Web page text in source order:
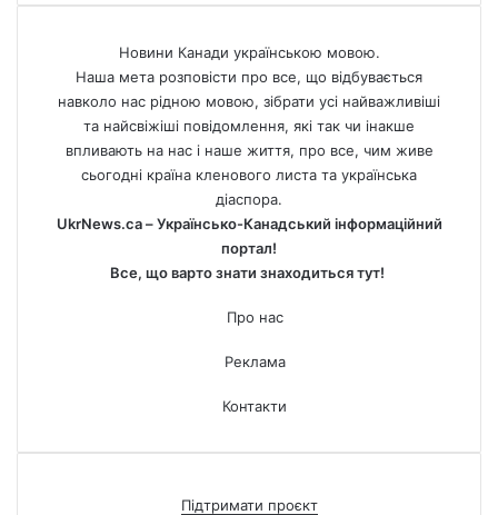
Новини Канади українською мовою.
Наша мета розповісти про все, що відбувається
навколо нас рідною мовою, зібрати усі найважливіші
та найсвіжіші повідомлення, які так чи інакше
впливають на нас і наше життя, про все, чим живе
сьогодні країна кленового листа та українська
діаспора.
UkrNews.ca – Українсько-Канадський інформаційний
портал!
Все, що варто знати знаходиться тут!
Про нас
Реклама
Контакти
Підтримати проєкт